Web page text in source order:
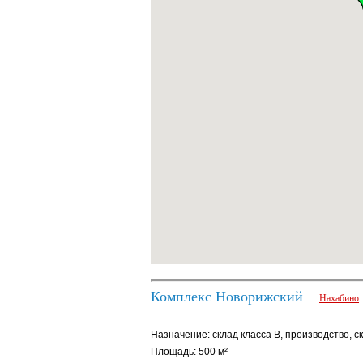
Комплекс Новорижский Нахабино
Назначение: склад класса B, производство,
Площадь: 500 м²